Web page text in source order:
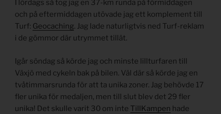
I lördags så tog jag en 37-km runda på förmiddagen
och på eftermiddagen utövade jag ett komplement till
Turf: Geocaching. Jag lade naturligtvis ned Turf-reklam
i de gömmor där utrymmet tillät.
Igår söndag så körde jag och minste lillturfaren till
Växjö med cykeln bak på bilen. Väl där så körde jag en
tvåtimmarsrunda för att ta unika zoner. Jag behövde 17
fler unika för medaljen, men till slut blev det 29 fler
unika! Det skulle varit 30 om inte TillKampen hade